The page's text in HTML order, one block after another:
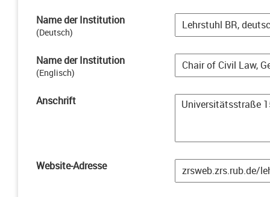
Name der Institution
(Deutsch)
Name der Institution
(Englisch)
Anschrift
Website-Adresse